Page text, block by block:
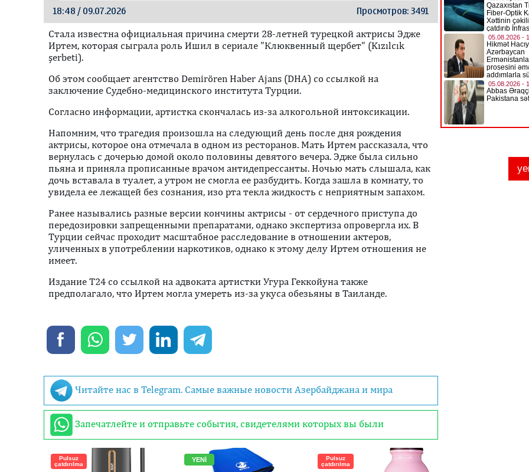
18:48 / 09.07.2026 Просмотров: 3491
Стала известна официальная причина смерти 28-летней турецкой актрисы Эдже
Иртем, которая сыграла роль Ишил в сериале "Клюквенный щербет" (Kızılcık
şerbeti).
Oб этом сообщает агентство Demirören Haber Ajans (DHA) со ссылкой на
заключение Судебно-медицинского института Турции.
Согласно информации, артистка скончалась из-за алкогольной интоксикации.
Напомним, что трагедия произошла на следующий день после дня рождения
актрисы, которое она отмечала в одном из ресторанов. Мать Иртем рассказала, что
вернулась с дочерью домой около половины девятого вечера. Эдже была сильно
пьяна и приняла прописанные врачом антидепрессанты. Ночью мать слышала, как
дочь вставала в туалет, а утром не смогла ее разбудить. Когда зашла в комнату, то
увидела ее лежащей без сознания, изо рта текла жидкость с неприятным запахом.
Ранее назывались разные версии кончины актрисы - от сердечного приступа до
передозировки запрещенными препаратами, однако экспертиза опровергла их. В
Турции сейчас проходит масштабное расследование в отношении актеров,
уличенных в употреблении наркотиков, однако к этому делу Иртем отношения не
имеет.
Издание T24 со ссылкой на адвоката артистки Угура Геккойуна также
предполагало, что Иртем могла умереть из-за укуса обезьяны в Таиланде.
Читайте нас в Telegram. Самые важные новости Азербайджана и мира
Запечатлейте и отправьте события, свидетелями которых вы были